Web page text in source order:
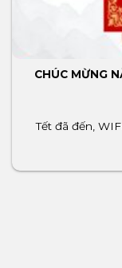
CHÚC MỪNG
Tết đã đến,